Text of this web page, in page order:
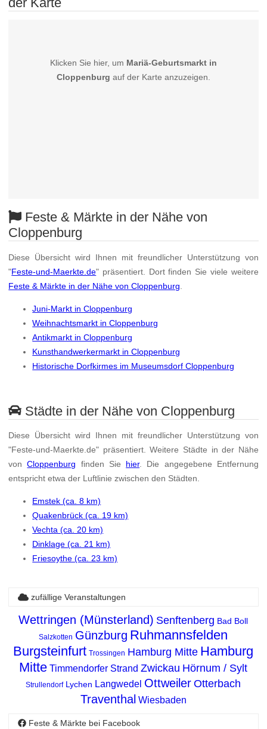
Klicken Sie hier, um Mariä-Geburtsmarkt in
Cloppenburg auf der Karte anzuzeigen.
Feste & Märkte in der Nähe von
Cloppenburg
Diese Übersicht wird Ihnen mit freundlicher Unterstützung von
"Feste-und-Maerkte.de" präsentiert. Dort finden Sie viele weitere
Feste & Märkte in der Nähe von Cloppenburg
Juni-Markt in Cloppenburg
Weihnachtsmarkt in Cloppenburg
Antikmarkt in Cloppenburg
Kunsthandwerkermarkt in Cloppenburg
Historische Dorfkirmes im Museumsdorf Cloppenburg
Städte in der Nähe von Cloppenburg
Diese Übersicht wird Ihnen mit freundlicher Unterstützung von
"Feste-und-Maerkte.de" präsentiert. Weitere Städte in der Nähe
vonCloppenburg finden Sie hier. Die angegebene Entfernung
entspricht etwa der Luftlinie zwischen den Städten.
Emstek (ca. 8 km)
Quakenbrück (ca. 19 km)
Vechta (ca. 20 km)
Dinklage (ca. 21 km)
Friesoythe (ca. 23 km)
zufällige Veranstaltungen
Wettringen (Münsterland) Senftenberg Bad Boll
Salzkotten Günzburg Ruhmannsfelden
Burgsteinfurt Trossingen Hamburg Mitte Hamburg
Mitte Timmendorfer Strand Zwickau Hörnum / Sylt
Strullendorf Lychen Langwedel Ottweiler Otterbach
Traventhal Wiesbaden
Feste & Märkte bei Facebook